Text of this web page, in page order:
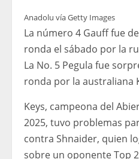
Anadolu vía Getty Images
La número 4 Gauff fue
ronda el sábado por la
La No. 5 Pegula fue
ronda por la australiana
Keys, campeona del
2025, tuvo problemas
contra Shnaider, quien
sobre un oponente Top